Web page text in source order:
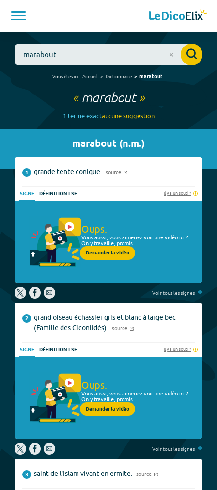
Vous êtes ici : Accueil Dictionnaire marabout
« marabout»
1 termeexactaucunesuggestion
marabout (n.m.)
1 grande tente conique. source
SIGNE DÉFINITION LSF Il y a un souci ?
Oups.
Vous aussi, vous aimeriez voir une vidéo ici ?
On y travaille, promis.
Demander la vidéo
Voir tous les signes +
2
grand oiseau échassier gris et blanc à large bec
(Famille des Ciconiidés).
source
SIGNE DÉFINITION LSF Il y a un souci ?
Oups.
Vous aussi, vous aimeriez voir une vidéo ici ?
On y travaille, promis.
Demander la vidéo
Voir tous les signes +
3 saint de l'Islam vivant en ermite. source